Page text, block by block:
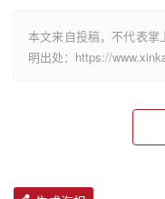
本文来自投稿，不代表掌
明出处：https://